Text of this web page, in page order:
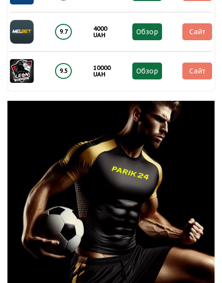
9.7
4000
UAH
Обзор Сайт
9.5
10000
UAH
Обзор Сайт